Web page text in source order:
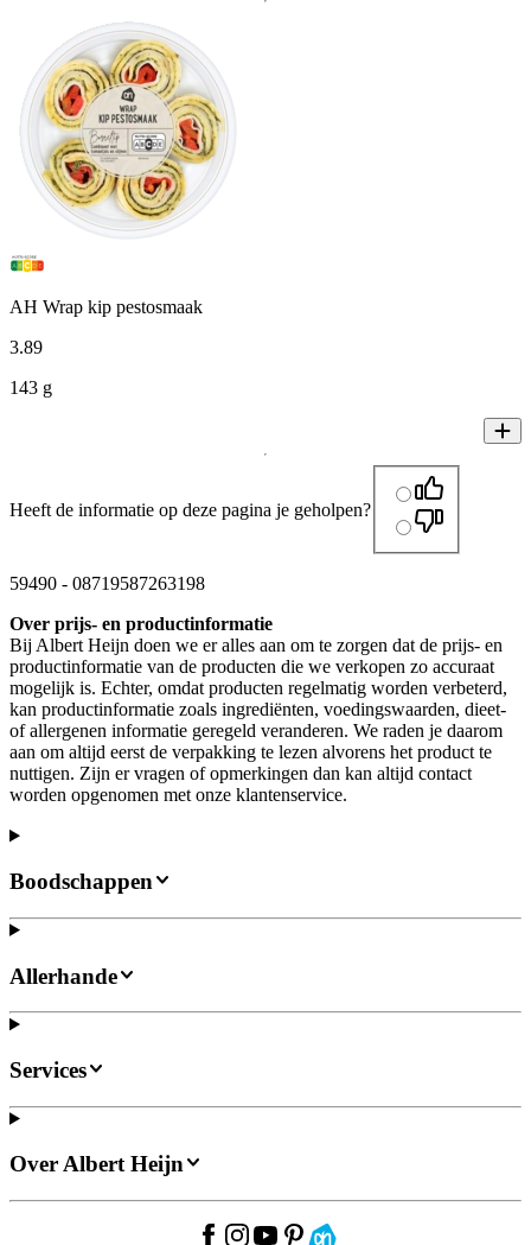
AH Wrap kip pestosmaak
3.89
143 g
Heeft de informatie op deze pagina je geholpen?
59490 - 08719587263198
Over prijs- en productinformatie
Bij Albert Heijn doen we er alles aan om te zorgen dat de prijs- en
productinformatie van de producten die we verkopen zo accuraat
mogelijk is. Echter, omdat producten regelmatig worden verbeterd,
kan productinformatie zoals ingrediënten, voedingswaarden, dieet-
of allergenen informatie geregeld veranderen. We raden je daarom
aan om altijd eerst de verpakking te lezen alvorens het product te
nuttigen. Zijn er vragen of opmerkingen dan kan altijd contact
worden opgenomen met onze klantenservice.
Boodschappen
Allerhande
Services
Over Albert Heijn